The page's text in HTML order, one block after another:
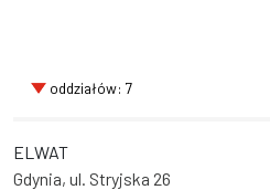
oddziałów: 7
ELWAT
Gdynia, ul. Stryjska 26